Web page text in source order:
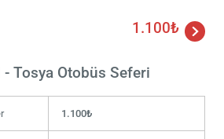
1.100₺
Tosya Otobüs Seferi
1.100₺